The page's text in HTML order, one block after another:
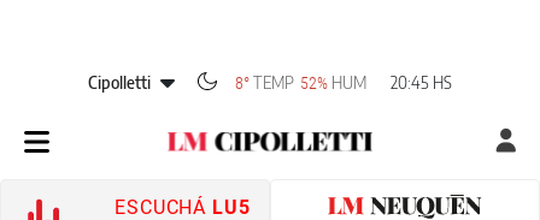
Cipolletti 8° TEMP 52% HUM 20:45 HS
ESCUCHÁ LU5